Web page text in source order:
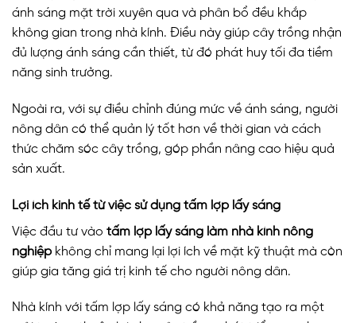
ánh sáng mặt trời xuyên qua và phân bổ đều khắp
không gian trong nhà kính. Điều này giúp cây trồng nhận
đủ lượng ánh sáng cần thiết, từ đó phát huy tối đa tiềm
năng sinh trưởng.
Ngoài ra, với sự điều chỉnh đúng mức về ánh sáng, người
nông dân có thể quản lý tốt hơn về thời gian và cách
thức chăm sóc cây trồng, góp phần nâng cao hiệu quả
sản xuất.
Lợi ích kinh tế từ việc sử dụng tấm lợp lấy sáng
Việc đầu tư vào tấm lợp lấy sáng làm nhà kính nông
nghiệpkhông chỉ mang lại lợi ích về mặt kỹ thuật mà còn
giúp gia tăng giá trị kinh tế cho người nông dân.
Nhà kính với tấm lợp lấy sáng có khả năng tạo ra một